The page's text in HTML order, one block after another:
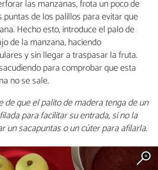
las manzanas, frota un poco de
puntas de los palillos para evitar que
Hecho esto, introduce el palo de
de la manzana, haciendo
y sin llegar a traspasar la fruta.
para comprobar que esta
no se sale.
que el palito de madera tenga de un
para facilitar su entrada, si no la
un sacapuntas o un cúter para afilarla.